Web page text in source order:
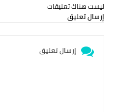
ليست هناك تعليقات
إرسال تعليق
إرسال تعليق